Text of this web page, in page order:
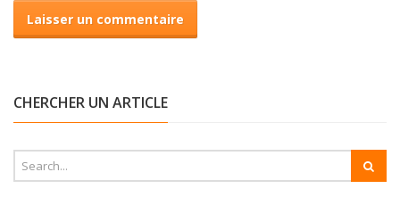
CHERCHER UN ARTICLE